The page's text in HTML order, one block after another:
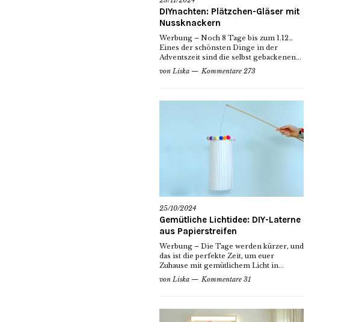
DIYnachten: Plätzchen-Gläser mit
Nussknackern
Werbung – Noch 8 Tage bis zum 1.12…
Eines der schönsten Dinge in der
Adventszeit sind die selbst gebackenen...
von Liska Kommentare 273
25/10/2024
Gemütliche Lichtidee: DIY-Laterne
aus Papierstreifen
Werbung – Die Tage werden kürzer, und
das ist die perfekte Zeit, um euer
Zuhause mit gemütlichem Licht in...
von Liska Kommentare 31